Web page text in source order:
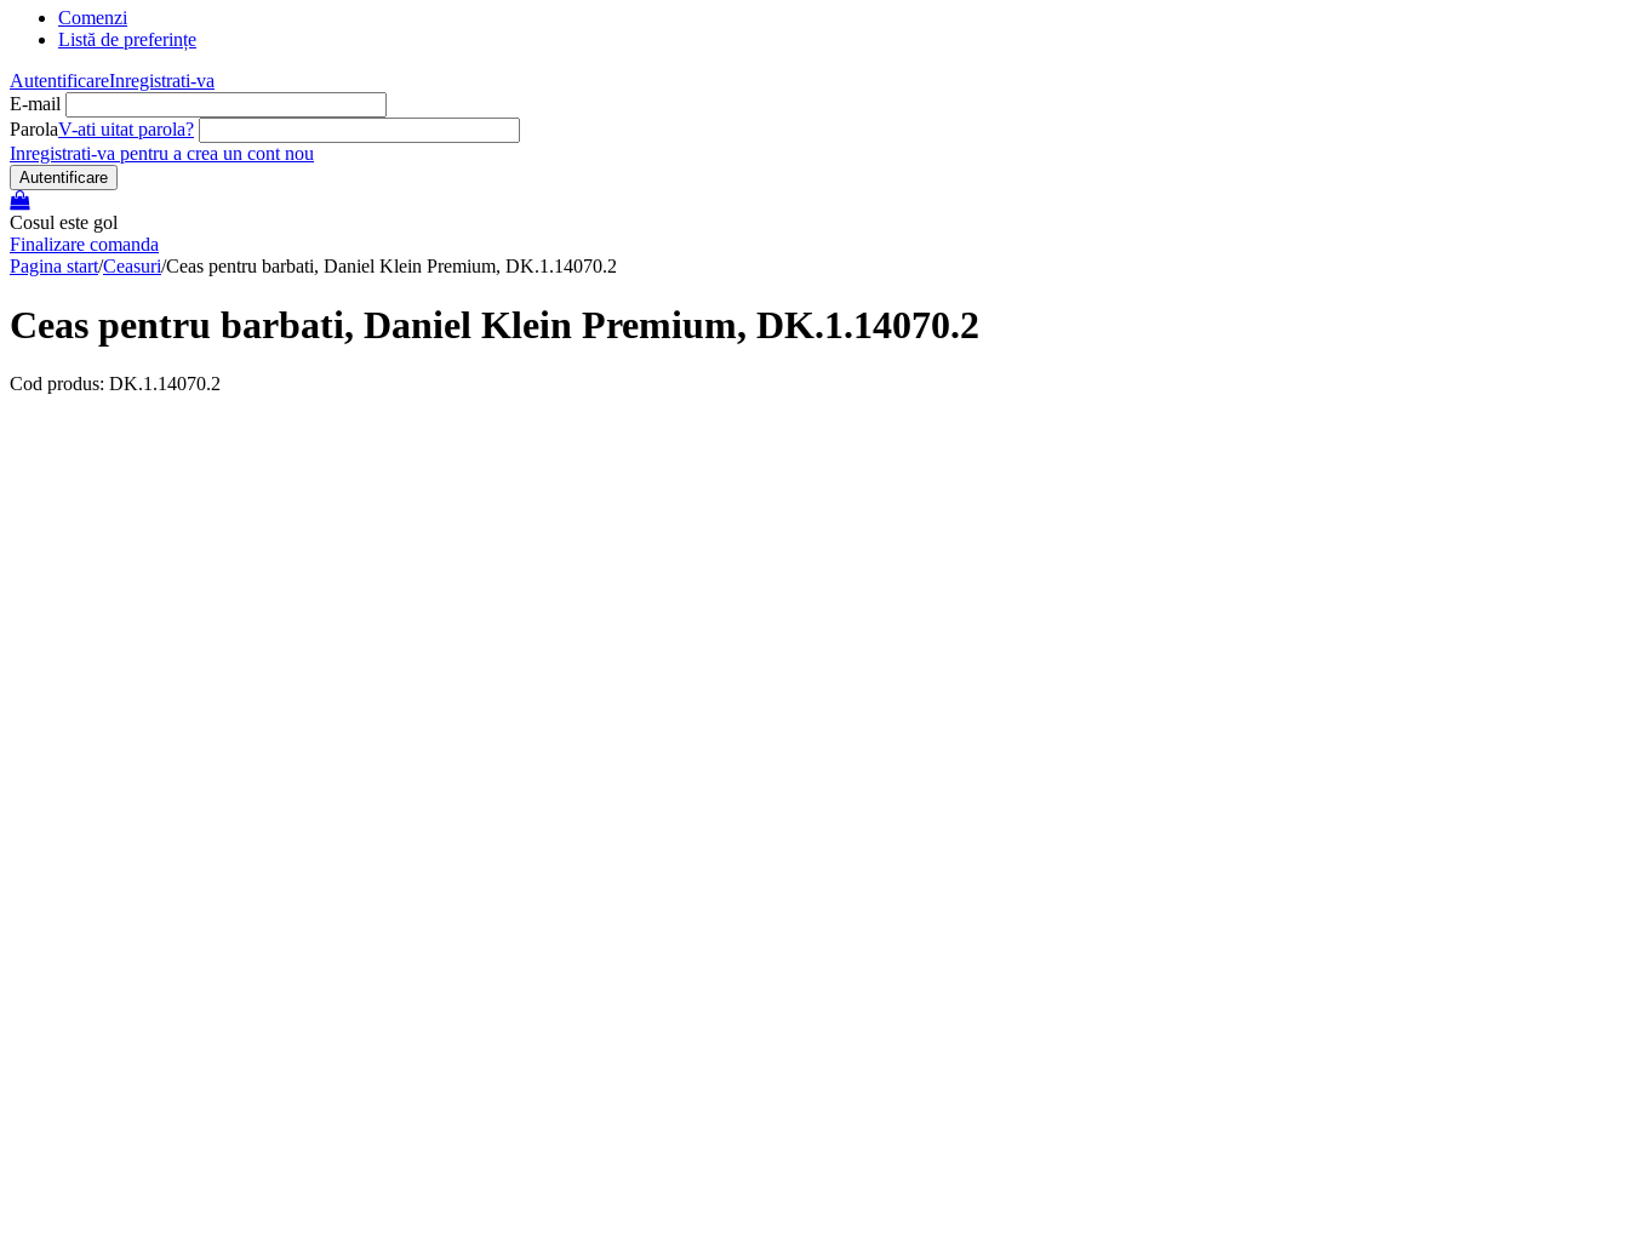
Comenzi
Listă de preferințe
AutentificareInregistrati-va
E-mail
ParolaV-ati uitat parola?
Inregistrati-va pentru a crea un cont nou
Autentificare
Cosul este gol
Finalizare comanda
Pagina start/Ceasuri/Ceas pentru barbati, Daniel Klein Premium, DK.1.14070.2
Ceas pentru barbati, Daniel Klein Premium, DK.1.14070.2
Cod produs: DK.1.14070.2